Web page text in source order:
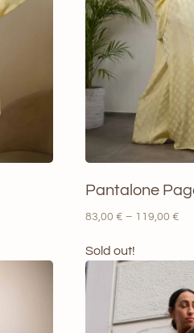
Pantalone
83,00 € – 119,00 €
da
a
Sold out!